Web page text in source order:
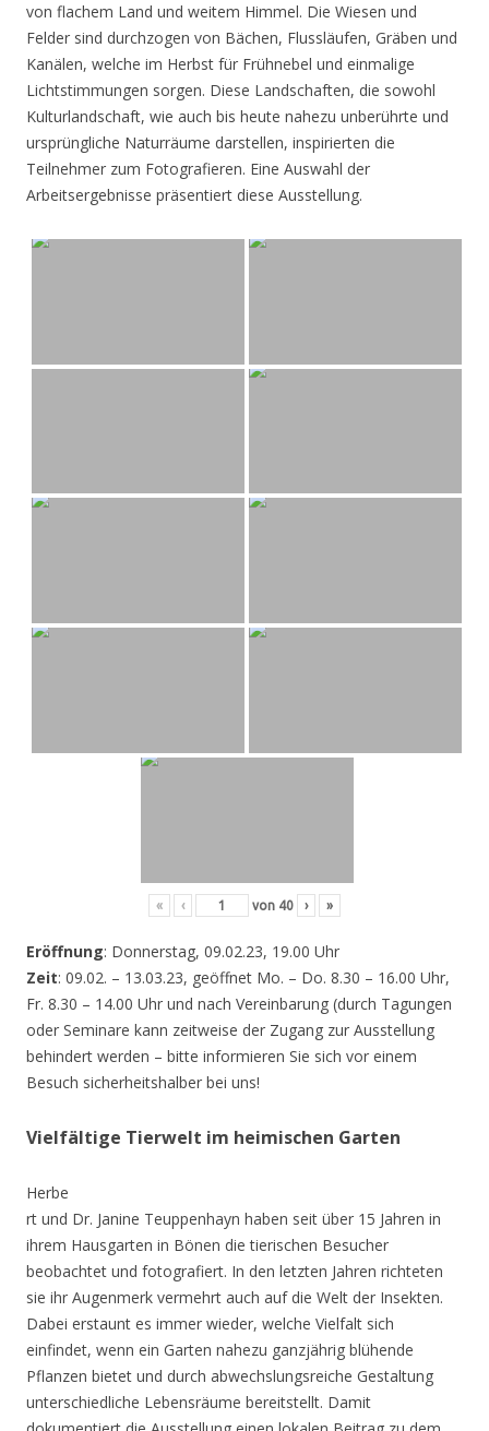
von flachem Land und weitem Himmel. Die Wiesen und
Felder sind durchzogen von Bächen, Flussläufen, Gräben und
Kanälen, welche im Herbst für Frühnebel und einmalige
Lichtstimmungen sorgen. Diese Landschaften, die sowohl
Kulturlandschaft, wie auch bis heute nahezu unberührte und
ursprüngliche Naturräume darstellen, inspirierten die
Teilnehmer zum Fotografieren. Eine Auswahl der
Arbeitsergebnisse präsentiert diese Ausstellung.
« ‹ von 40 › »
Eröffnung: Donnerstag, 09.02.23, 19.00 Uhr
Zeit: 09.02. – 13.03.23, geöffnet Mo. – Do. 8.30 – 16.00 Uhr,
Fr. 8.30 – 14.00 Uhr und nach Vereinbarung (durch Tagungen
oder Seminare kann zeitweise der Zugang zur Ausstellung
behindert werden – bitte informieren Sie sich vor einem
Besuch sicherheitshalber bei uns!
Vielfältige Tierwelt im heimischen Garten
Herbe
rt und Dr. Janine Teuppenhayn haben seit über 15 Jahren in
ihrem Hausgarten in Bönen die tierischen Besucher
beobachtet und fotografiert. In den letzten Jahren richteten
sie ihr Augenmerk vermehrt auch auf die Welt der Insekten.
Dabei erstaunt es immer wieder, welche Vielfalt sich
einfindet, wenn ein Garten nahezu ganzjährig blühende
Pflanzen bietet und durch abwechslungsreiche Gestaltung
unterschiedliche Lebensräume bereitstellt. Damit